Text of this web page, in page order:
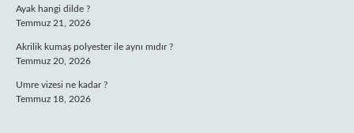
Ayak hangi dilde ?
Temmuz 21, 2026
Akrilik kumaş polyester ile aynı mıdır ?
Temmuz 20, 2026
Umre vizesi ne kadar ?
Temmuz 18, 2026